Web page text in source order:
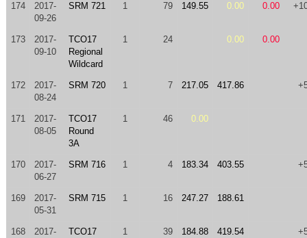
174
2017-
09-26
SRM 721 1 79 149.55 0.00 0.00
173
2017-
09-10
TCO17
Regional
Wildcard
1 24 0.00 0.00
172
2017-
08-24
SRM 720 1 7 217.05 417.86
171
2017-
08-05
TCO17
Round
3A
1 46 0.00
170
2017-
06-27
SRM 716 1 4 183.34 403.55
169
2017-
05-31
SRM 715 1 16 247.27 188.61
168
2017-
TCO17
1 39 184.88 419.54